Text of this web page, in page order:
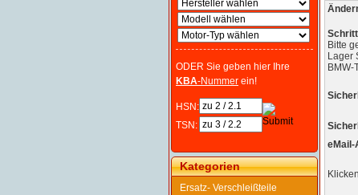
ODER Sie geben hier Ihre
KBA-Nummer ein!
HSN:
TSN:
Kategorien
Ersatz- Verschleißteile
Bitte
Lager
BMW-
eMail-